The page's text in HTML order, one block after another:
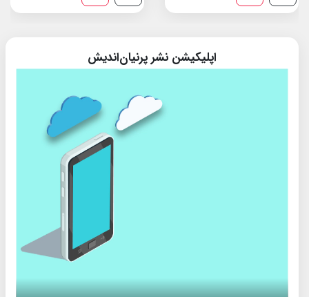
اپلیکیشن نشر پرنیان‌اندیش